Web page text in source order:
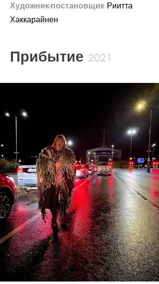
Художник-постановщик Риитта
Хаккарайнен
Прибытие 2021